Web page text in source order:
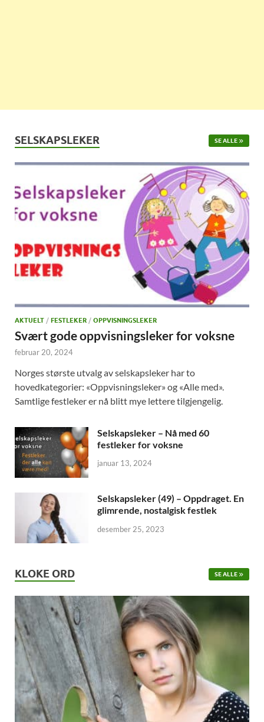
SELSKAPSLEKER SE ALLE
AKTUELT / FESTLEKER / OPPVISNINGSLEKER
Svært gode oppvisningsleker for voksne
februar 20, 2024
Norges største utvalg av selskapsleker har to
hovedkategorier: «Oppvisningsleker» og «Alle med».
Samtlige festleker er nå blitt mye lettere tilgjengelig.
Selskapsleker – Nå med 60
festleker for voksne
januar 13, 2024
Selskapsleker (49) – Oppdraget. En
glimrende, nostalgisk festlek
desember 25, 2023
KLOKE ORD SE ALLE